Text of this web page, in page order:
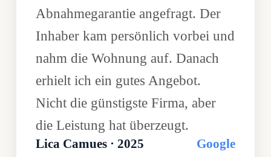
Abnahmegarantie angefragt. Der
Inhaber kam persönlich vorbei und
nahm die Wohnung auf. Danach
erhielt ich ein gutes Angebot.
Nicht die günstigste Firma, aber
die Leistung hat überzeugt.
Lica Camues · 2025 Google